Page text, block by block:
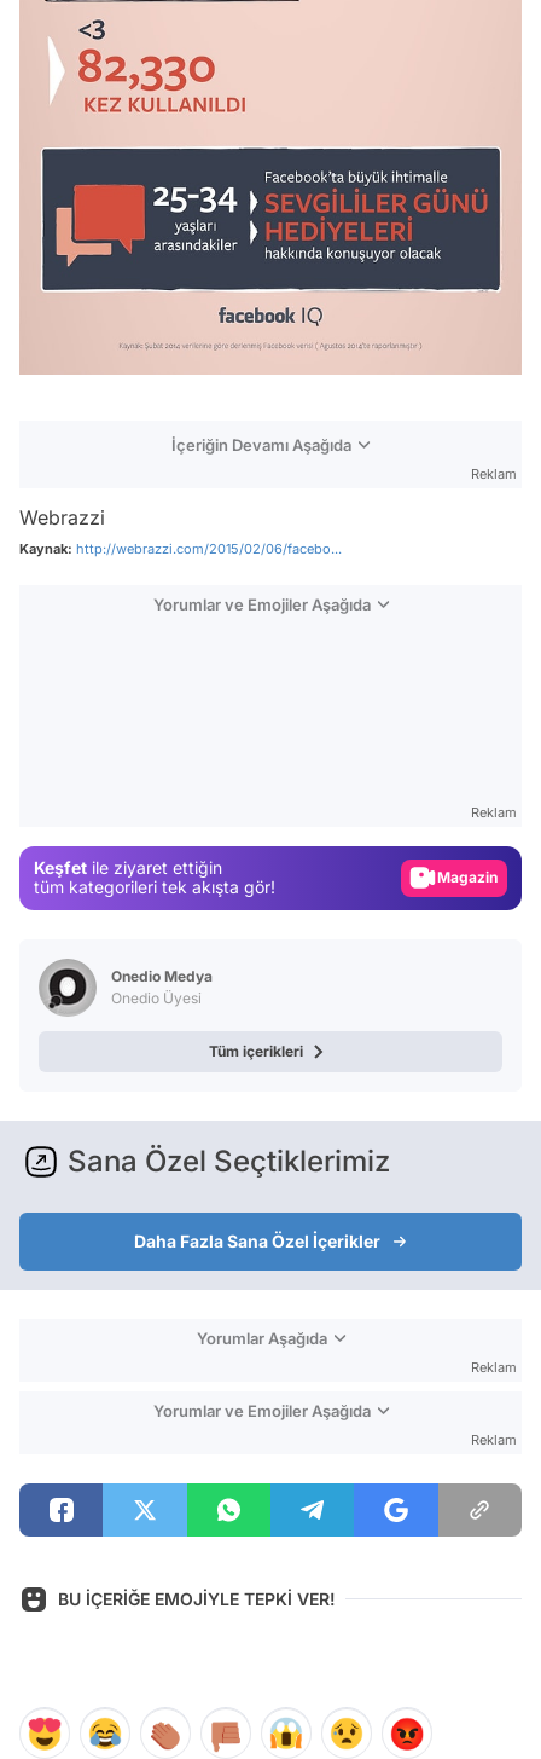
İçeriğin Devamı Aşağıda
Reklam
Webrazzi
Kaynak: http://webrazzi.com/2015/02/06/facebo...
Yorumlar ve Emojiler Aşağıda
Reklam
Keşfet ile ziyaret ettiğin
tüm kategorileri tek akışta gör!
Magazin
Onedio Medya
Onedio Üyesi
Tüm içerikleri
Sana Özel Seçtiklerimiz
Daha Fazla Sana Özel İçerikler
Yorumlar Aşağıda
Reklam
Yorumlar ve Emojiler Aşağıda
Reklam
BU İÇERİĞE EMOJİYLE TEPKİ VER!